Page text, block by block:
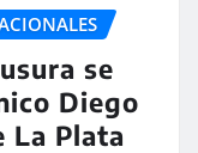
se
Diego
La Plata